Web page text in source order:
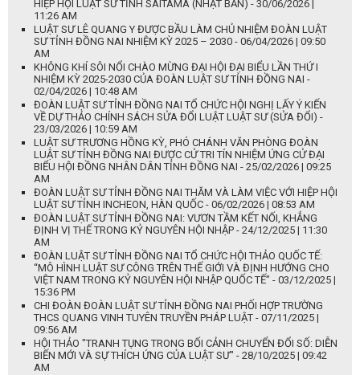
HIỆP HỘI LUẬT SƯ TỈNH SAITAMA (NHẬT BẢN) - 30/06/2026 |
11:26 AM
LUẬT SƯ LÊ QUANG Y ĐƯỢC BẦU LÀM CHỦ NHIỆM ĐOÀN LUẬT
SƯ TỈNH ĐỒNG NAI NHIỆM KỲ 2025 – 2030 - 06/04/2026 | 09:50
AM
KHÔNG KHÍ SÔI NỔI CHÀO MỪNG ĐẠI HỘI ĐẠI BIỂU LẦN THỨ I
NHIỆM KỲ 2025-2030 CỦA ĐOÀN LUẬT SƯ TỈNH ĐỒNG NAI -
02/04/2026 | 10:48 AM
ĐOÀN LUẬT SƯ TỈNH ĐỒNG NAI TỔ CHỨC HỘI NGHỊ LẤY Ý KIẾN
VỀ DỰ THẢO CHÍNH SÁCH SỬA ĐỔI LUẬT LUẬT SƯ (SỬA ĐỔI) -
23/03/2026 | 10:59 AM
LUẬT SƯ TRƯƠNG HỒNG KỲ, PHÓ CHÁNH VĂN PHÒNG ĐOÀN
LUẬT SƯ TỈNH ĐỒNG NAI ĐƯỢC CỬ TRI TÍN NHIỆM ỨNG CỬ ĐẠI
BIỂU HỘI ĐỒNG NHÂN DÂN TỈNH ĐỒNG NAI - 25/02/2026 | 09:25
AM
ĐOÀN LUẬT SƯ TỈNH ĐỒNG NAI THĂM VÀ LÀM VIỆC VỚI HIỆP HỘI
LUẬT SƯ TỈNH INCHEON, HÀN QUỐC - 06/02/2026 | 08:53 AM
ĐOÀN LUẬT SƯ TỈNH ĐỒNG NAI: VƯƠN TẦM KẾT NỐI, KHẲNG
ĐỊNH VỊ THẾ TRONG KỶ NGUYÊN HỘI NHẬP - 24/12/2025 | 11:30
AM
ĐOÀN LUẬT SƯ TỈNH ĐỒNG NAI TỔ CHỨC HỘI THẢO QUỐC TẾ:
“MÔ HÌNH LUẬT SƯ CÔNG TRÊN THẾ GIỚI VÀ ĐỊNH HƯỚNG CHO
VIỆT NAM TRONG KỶ NGUYÊN HỘI NHẬP QUỐC TẾ” - 03/12/2025 |
15:36 PM
CHI ĐOÀN ĐOÀN LUẬT SƯ TỈNH ĐỒNG NAI PHỐI HỢP TRƯỜNG
THCS QUANG VINH TUYÊN TRUYỀN PHÁP LUẬT - 07/11/2025 |
09:56 AM
HỘI THẢO "TRANH TỤNG TRONG BỐI CẢNH CHUYỂN ĐỔI SỐ: DIỄN
BIẾN MỚI VÀ SỰ THÍCH ỨNG CỦA LUẬT SƯ" - 28/10/2025 | 09:42
AM